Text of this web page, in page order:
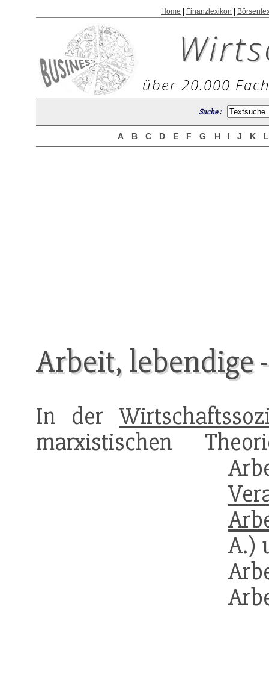
Home Finanzlexikon
über 20.000
Suche :
A B C D E F G H I J K
Arbeit, lebendige
In der
marxistischen
A.)